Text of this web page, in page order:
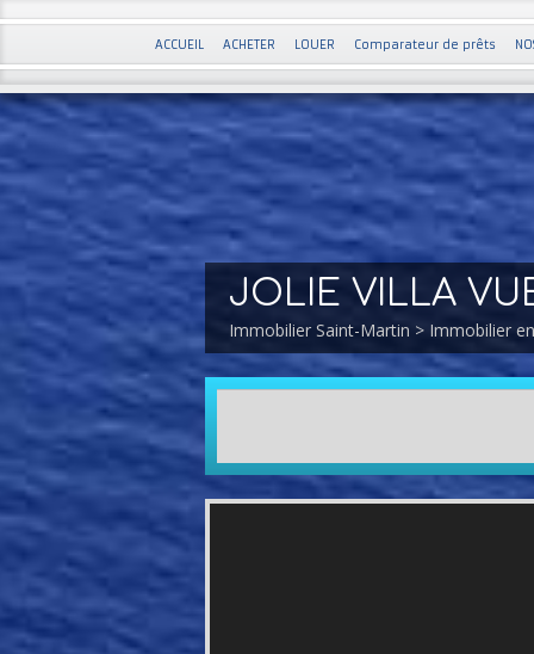
ACCUEIL ACHETER LOUER Comparateur de prêts
JOLIE VILLA
Immobilier Saint-Martin > Immobilier